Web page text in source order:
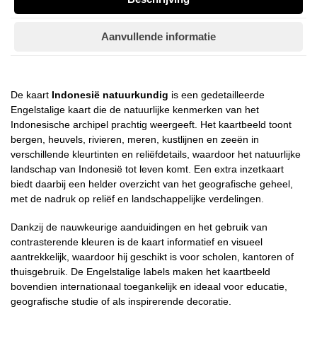
Aanvullende informatie
De kaart Indonesië natuurkundig is een gedetailleerde
Engelstalige kaart die de natuurlijke kenmerken van het
Indonesische archipel prachtig weergeeft. Het kaartbeeld toont
bergen, heuvels, rivieren, meren, kustlijnen en zeeën in
verschillende kleurtinten en reliëfdetails, waardoor het natuurlijke
landschap van Indonesië tot leven komt. Een extra inzetkaart
biedt daarbij een helder overzicht van het geografische geheel,
met de nadruk op reliëf en landschappelijke verdelingen.
Dankzij de nauwkeurige aanduidingen en het gebruik van
contrasterende kleuren is de kaart informatief en visueel
aantrekkelijk, waardoor hij geschikt is voor scholen, kantoren of
thuisgebruik. De Engelstalige labels maken het kaartbeeld
bovendien internationaal toegankelijk en ideaal voor educatie,
geografische studie of als inspirerende decoratie.